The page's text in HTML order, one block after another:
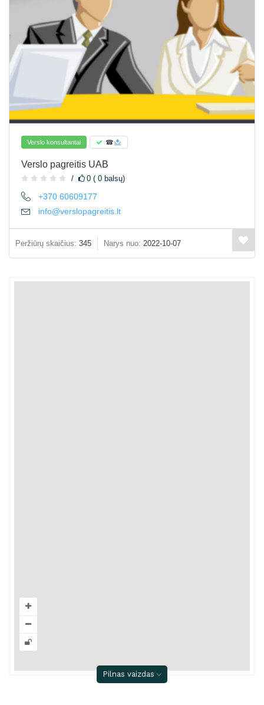
Verslo konsultantai ☎
Verslo pagreitis UAB
0 ( 0 balsų)
+370 60609177
info@verslopagreitis.lt
Peržiūrų skaičius: 345 Narys nuo: 2022-10-07
Pilnas vaizdas